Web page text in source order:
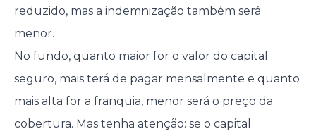
reduzido, mas a indemnização também será
menor.
No fundo, quanto maior for o valor do capital
seguro, mais terá de pagar mensalmente e quanto
mais alta for a franquia, menor será o preço da
cobertura. Mas tenha atenção: se o capital